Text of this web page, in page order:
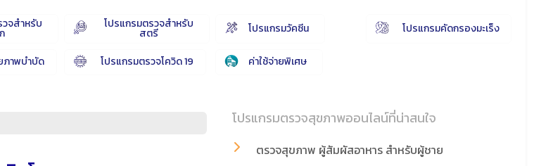
จสำหรับ โปรแกรมตรวจสำหรับ
สตรี โปรแกรมวัคซีน โปรแกรมคัดกรองมะเร็ง
ภาพบำบัด โปรแกรมตรวจโควิด 19 ค่าใช้จ่ายพิเศษ
โปรแกรมตรวจสุขภาพออนไลน์ที่น่าสนใจ
ตรวจสุขภาพ ผู้สัมผัสอาหาร สำหรับผู้ชาย